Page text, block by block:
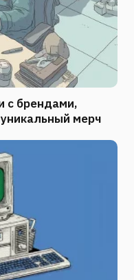
с брендами,
мерч